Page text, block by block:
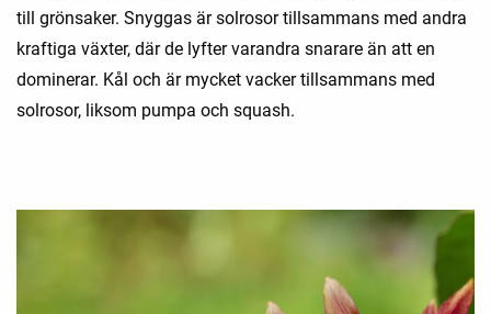
till grönsaker. Snyggas är solrosor tillsammans med andra
kraftiga växter, där de lyfter varandra snarare än att en
dominerar. Kål och är mycket vacker tillsammans med
solrosor, liksom pumpa och squash.